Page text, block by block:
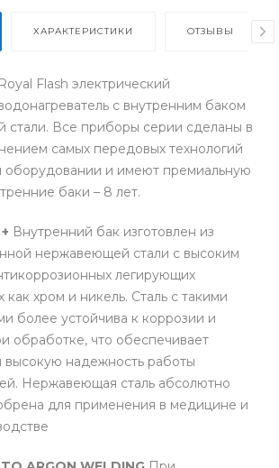
ХАРАКТЕРИСТИКИ ОТЗЫВЫ
Flash электрический
с внутренним баком
стали. Все приборы серии сделаны в
самых передовых технологий
оборудовании и имеют премиальную
баки – 8 лет.
Внутренний бак изготовлен из
нержавеющей стали с высоким
легирующих
как хром и никель. Сталь с такими
более устойчива к коррозии и
обработке, что обеспечивает
высокую надежность работы
Нержавеющая сталь абсолютно
для применения в медицине и